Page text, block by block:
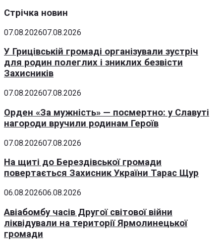
Стрічка новин
07.08.202607.08.2026
У Грицівській громаді організували зустріч
для родин полеглих і зниклих безвісти
Захисників
07.08.202607.08.2026
Орден «За мужність» — посмертно: у Славуті
нагороди вручили родинам Героїв
07.08.202607.08.2026
На щиті до Берездівської громади
повертається Захисник України Тарас Щур
06.08.202606.08.2026
Авіабомбу часів Другої світової війни
ліквідували на території Ярмолинецької
громади